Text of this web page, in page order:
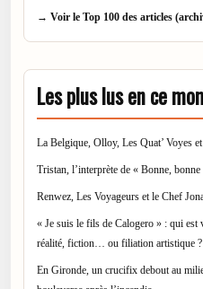
→ Voir le Top 100 des articles
Les plus lus en ce
La Belgique, Olloy, Les Quat’ Voyes
Tristan, l’interprète de « Bonne,
Renwez, Les Voyageurs et le Chef
« Je suis le fils de Calogero » : qui
réalité, fiction… ou filiation artistique ?
En Gironde, un crucifix debout au